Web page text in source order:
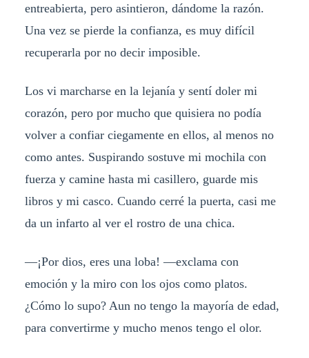
entreabierta, pero asintieron, dándome la razón.
Una vez se pierde la confianza, es muy difícil
recuperarla por no decir imposible.
Los vi marcharse en la lejanía y sentí doler mi
corazón, pero por mucho que quisiera no podía
volver a confiar ciegamente en ellos, al menos no
como antes. Suspirando sostuve mi mochila con
fuerza y camine hasta mi casillero, guarde mis
libros y mi casco. Cuando cerré la puerta, casi me
da un infarto al ver el rostro de una chica.
—¡Por dios, eres una loba! —exclama con
emoción y la miro con los ojos como platos.
¿Cómo lo supo? Aun no tengo la mayoría de edad,
para convertirme y mucho menos tengo el olor.